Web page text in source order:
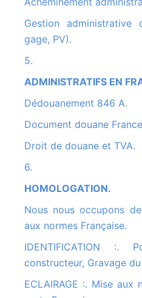
Gestion administrative du véhicule (lever de
gage, PV).
5.
ADMINISTRATIFS EN
Dédouanement 846 A.
Document douane
Droit de douane et TVA.
6.
HOMOLOGATION.
Nous nous occupons de réaliser la conformité
aux normes Française.
IDENTIFICATION :. Pose de la plaque
constructeur, Gravage
ECLAIRAGE :. Mise aux normes aux code de la